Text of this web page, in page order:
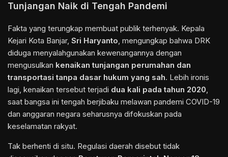
Tunjangan Naik di Tengah Pandemi
Fakta yang terungkap membuat publik terhenyak. Kepala
Kejari Kota Banjar, Sri Haryanto, mengungkap bahwa DRK
diduga menyalahgunakan kewenangannya dengan
mengusulkan kenaikan tunjangan perumahan dan
transportasi tanpa dasar hukum yang sah. Lebih ironis
lagi, kenaikan tersebut terjadi dua kali pada tahun 2020,
saat bangsa ini tengah berjibaku melawan pandemi COVID-19
dan anggaran negara seharusnya difokuskan pada
keselamatan rakyat.
Tak berhenti di situ. Regulasi daerah disebut tidak